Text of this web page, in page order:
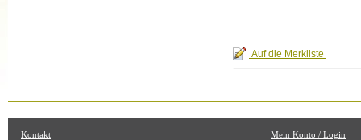
Kontakt
Mein Konto / Login